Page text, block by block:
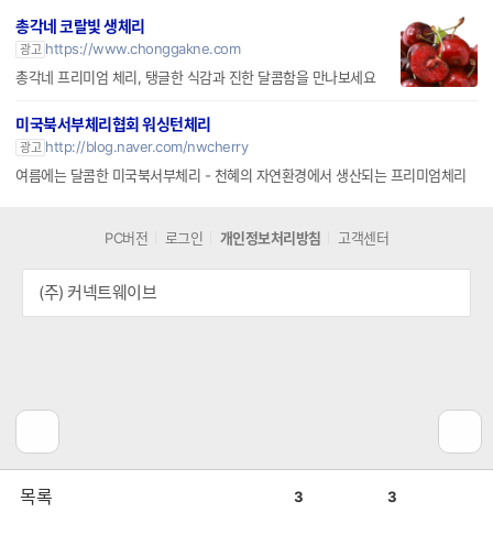
총각네 코랄빛 생체리
광고 https://www.chonggakne.com
총각네 프리미엄 체리, 탱글한 식감과 진한 달콤함을 만나보세요
미국북서부체리협회 워싱턴체리
광고 http://blog.naver.com/nwcherry
여름에는 달콤한 미국북서부체리 - 천혜의 자연환경에서 생산되는 프리미엄체리
PC버전 로그인 개인정보처리방침 고객센터
(주) 커넥트웨이브
목록 3 3